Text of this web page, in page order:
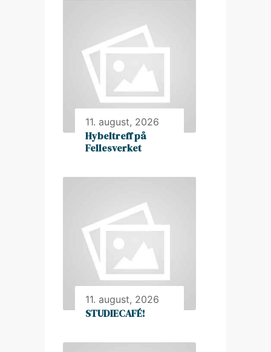
11. august, 2026
Hybeltreff på
Fellesverket
11. august, 2026
STUDIECAFÉ!